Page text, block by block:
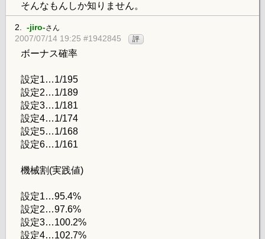
そんなもんしか知りません。
2. -jiro-さん
2007/07/14 19:25 #1942845 評
ボーナス確率
設定1…1/195
設定2…1/189
設定3…1/181
設定4…1/174
設定5…1/168
設定6…1/161
機械割(実践値)
設定1…95.4%
設定2…97.6%
設定3…100.2%
設定4…102.7%